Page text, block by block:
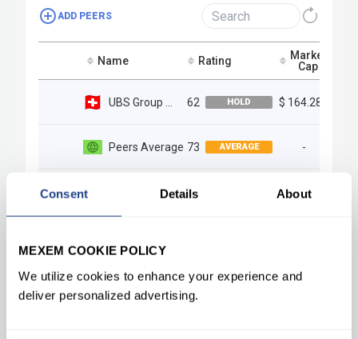
Consent Details About
MEXEM COOKIE POLICY
We utilize cookies to enhance your experience and
deliver personalized advertising.